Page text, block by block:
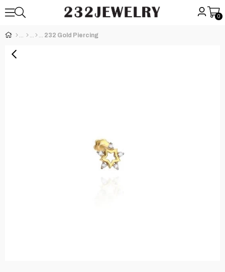
0
232 Gold Piercing